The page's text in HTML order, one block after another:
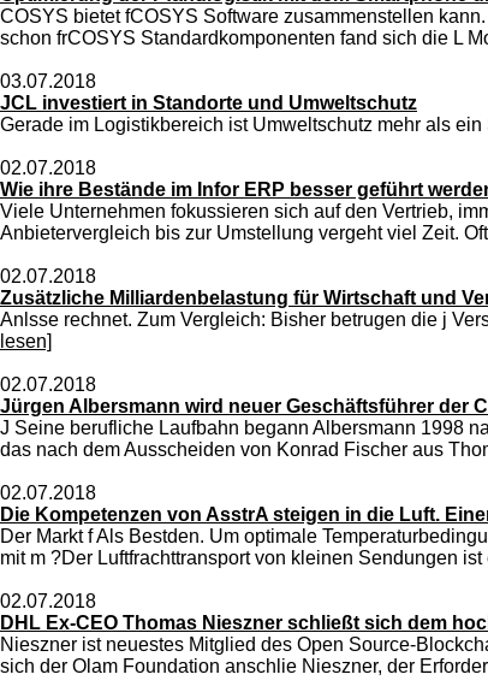
COSYS bietet fCOSYS Software zusammenstellen
schon frCOSYS Standardkomponenten fand sich die L
03.07.2018
JCL investiert in Standorte und Umweltschutz
Gerade im Logistikbereich ist Umweltschutz mehr als
02.07.2018
Wie ihre Bestände im Infor ERP besser geführt
Viele Unternehmen fokussieren sich auf den Vertrieb,
Anbietervergleich bis zur Umstellung vergeht viel Zeit.
02.07.2018
Zusätzliche Milliardenbelastung für Wirtschaft und
Anlsse rechnet. Zum Vergleich: Bisher betrugen die j
lesen]
02.07.2018
Jürgen Albersmann wird neuer Geschäftsführer der
J Seine berufliche Laufbahn begann Albersmann 1998
das nach dem Ausscheiden von Konrad Fischer aus
02.07.2018
Die Kompetenzen von AsstrA steigen in die Luft.
Der Markt f Als Bestden. Um optimale
mit m ?Der Luftfrachttransport von kleinen Sendungen
02.07.2018
DHL Ex-CEO Thomas Nieszner schließt sich dem
Nieszner ist neuestes Mitglied des Open Source-
sich der Olam Foundation anschlie Nieszner, der